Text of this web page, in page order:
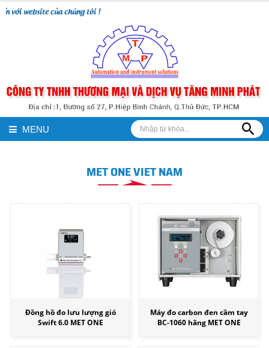
website của chúng tôi !
MENU
MET ONE VIET NAM
Đồng hồ đo lưu lượng gió
Swift 6.0 MET ONE
Máy đo carbon đen cầm tay
BC-1060 hãng MET ONE